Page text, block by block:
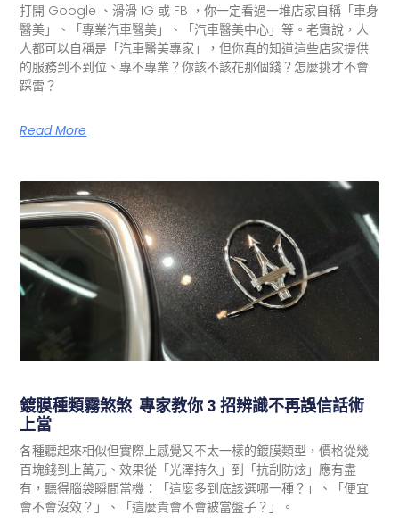
打開 Google 、滑滑 IG 或 FB ，你一定看過一堆店家自稱「車身
醫美」、「專業汽車醫美」、「汽車醫美中心」等。老實說，人
人都可以自稱是「汽車醫美專家」，但你真的知道這些店家提供
的服務到不到位、專不專業？你該不該花那個錢？怎麼挑才不會
踩雷？
Read More
鍍膜種類霧煞煞 專家教你 3 招辨識不再誤信話術
上當
各種聽起來相似但實際上感覺又不太一樣的鍍膜類型，價格從幾
百塊錢到上萬元、效果從「光澤持久」到「抗刮防炫」應有盡
有，聽得腦袋瞬間當機：「這麼多到底該選哪一種？」、「便宜
會不會沒效？」、「這麼貴會不會被當盤子？」。